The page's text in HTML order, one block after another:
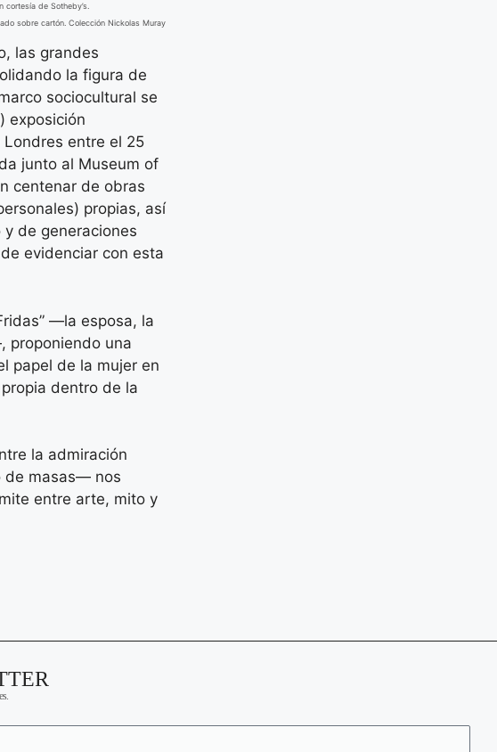
cortesía de Sotheby’s.
sobre cartón. Colección Nickolas Muray
las grandes
la figura de
sociocultural se
exposición
Londres entre el 25
junto al Museum of
centenar de obras
propias, así
de generaciones
evidenciar con esta
—la esposa, la
proponiendo una
papel de la mujer en
dentro de la
la admiración
de masas— nos
entre arte, mito y